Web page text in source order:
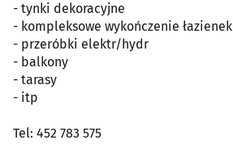
- tynki dekoracyjne
- kompleksowe wykończenie łazienek
- przeróbki elektr/hydr
- balkony
- tarasy
- itp
Tel: 452 783 575